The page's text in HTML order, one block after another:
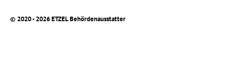
© 2020 - 2026 ETZEL Behördenausstatter